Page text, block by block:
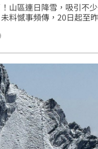
山區連日降雪，吸引不
料憾事頻傳，20日起至
中鋼工程師，友人回程時
谷，高度如百層樓；家
賞金，卻換來2具冰屍。